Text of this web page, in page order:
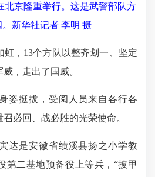
北京隆重举行。这是武警部队方
。新华社记者 李明 摄
，13个方队以整齐划一、坚定
，走出了国威。
挺拔，受阅人员来自各行各
必回、战必胜的光荣使命。
是安徽省绩溪县扬之小学教
第二基地预备役上等兵，“披甲